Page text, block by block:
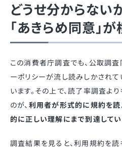
どうせ分からない
「あきらめ同意」
この消費者庁調査でも、公取調
ーポリシーが流し読みしかされ
います。その上で、読了率調査よ
のが、 利用者が形式的に規約を読
的に正しい理解にまで到達して
調査結果を見ると、利用規約を